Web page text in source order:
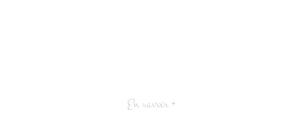
En savoir +